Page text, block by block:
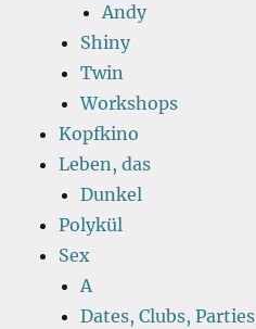
Andy
Shiny
Twin
Workshops
Kopfkino
Leben, das
Dunkel
Polykül
Sex
A
Dates, Clubs, Parties